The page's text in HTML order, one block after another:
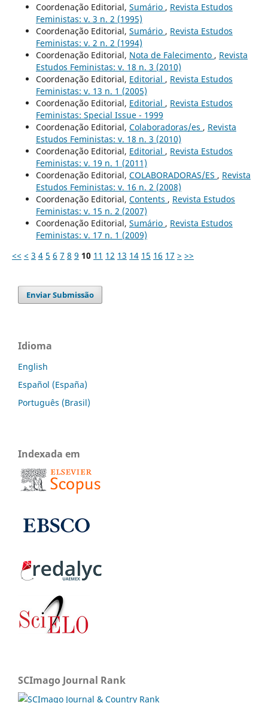
Coordenação Editorial, Sumário , Revista Estudos
Feministas: v. 3 n. 2 (1995)
Coordenação Editorial, Sumário , Revista Estudos
Feministas: v. 2 n. 2 (1994)
Coordenação Editorial, Nota de Falecimento , Revista
Estudos Feministas: v. 18 n. 3 (2010)
Coordenação Editorial, Editorial , Revista Estudos
Feministas: v. 13 n. 1 (2005)
Coordenação Editorial, Editorial , Revista Estudos
Feministas: Special Issue - 1999
Coordenação Editorial, Colaboradoras/es , Revista
Estudos Feministas: v. 18 n. 3 (2010)
Coordenação Editorial, Editorial , Revista Estudos
Feministas: v. 19 n. 1 (2011)
Coordenação Editorial, COLABORADORAS/ES , Revista
Estudos Feministas: v. 16 n. 2 (2008)
Coordenação Editorial, Contents , Revista Estudos
Feministas: v. 15 n. 2 (2007)
Coordenação Editorial, Sumário , Revista Estudos
Feministas: v. 17 n. 1 (2009)
<< < 3 4 5 6 7 8 9 10 11 12 13 14 15 16 17 > >>
Enviar Submissão
Idioma
English
Español (España)
Português (Brasil)
Indexada em
SCImago Journal Rank